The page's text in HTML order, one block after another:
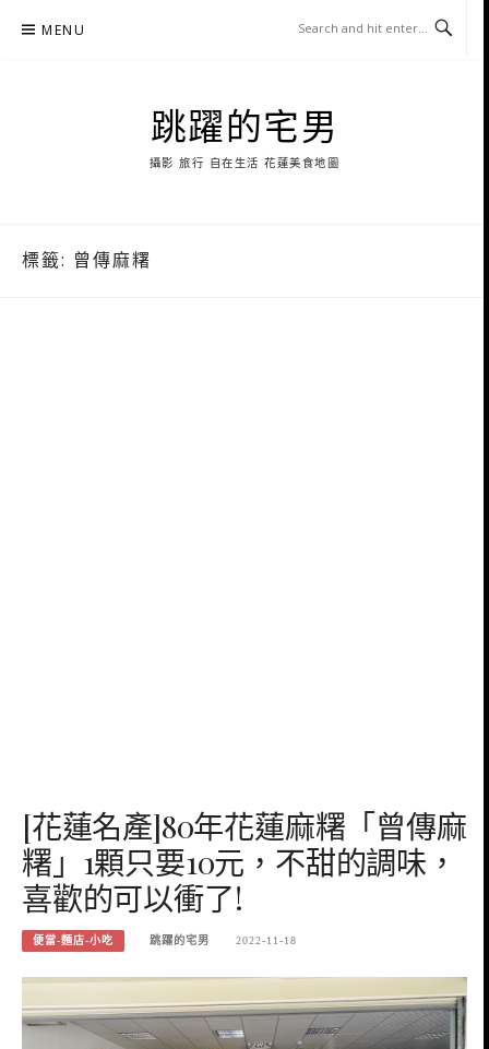
MENU
跳躍的宅男
攝影 旅行 自在生活 花蓮美食地圖
標籤: 曾傳麻糬
[花蓮名產]80年花蓮麻糬「曾傳麻
糬」1顆只要10元，不甜的調味，
喜歡的可以衝了!
便當-麵店-小吃 跳躍的宅男 2022-11-18